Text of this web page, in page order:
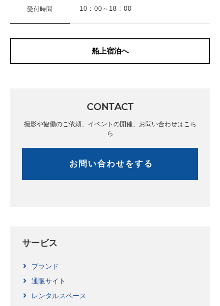
受付時間 10：00～18：00
船上宿泊へ
CONTACT
撮影や協働のご依頼、イベントの開催、お問い合わせはこち
ら
お問い合わせをする
サービス
ブランド
通販サイト
レンタルスペース